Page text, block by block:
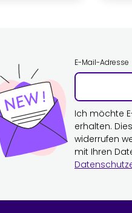
E-Mail-Adresse
Ich möchte
erhalten.
widerrufen
mit Ihren